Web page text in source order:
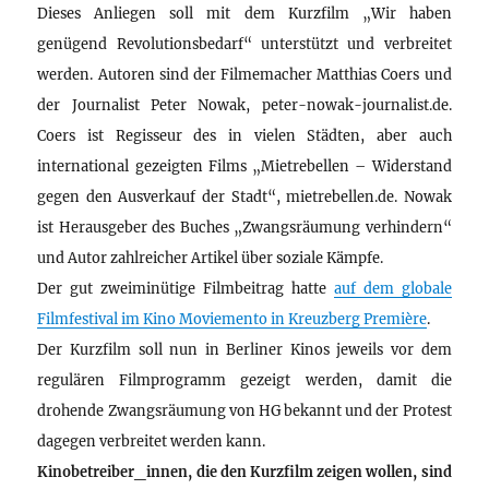
Dieses Anliegen soll mit dem Kurzfilm „Wir haben
genügend Revolutionsbedarf“ unterstützt und verbreitet
werden. Autoren sind der Filmemacher Matthias Coers und
der Journalist Peter Nowak, peter-nowak-journalist.de.
Coers ist Regisseur des in vielen Städten, aber auch
international gezeigten Films „Mietrebellen – Widerstand
gegen den Ausverkauf der Stadt“, mietrebellen.de. Nowak
ist Herausgeber des Buches „Zwangsräumung verhindern“
und Autor zahlreicher Artikel über soziale Kämpfe.
Der gut zweiminütige Filmbeitrag hatte auf dem globale
Filmfestival im Kino Moviemento in Kreuzberg Première.
Der Kurzfilm soll nun in Berliner Kinos jeweils vor dem
regulären Filmprogramm gezeigt werden, damit die
drohende Zwangsräumung von HG bekannt und der Protest
dagegen verbreitet werden kann.
Kinobetreiber_innen, die den Kurzfilm zeigen wollen, sind